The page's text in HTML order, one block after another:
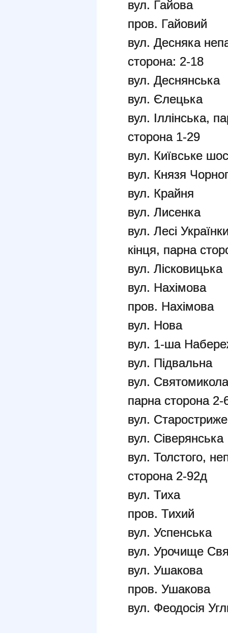
вул. Гайова
пров. Гайовий
вул. Десняка
сторона: 2-18
вул. Деснянська
вул. Єлецька
вул. Іллінська,
сторона 1-29
вул. Київське
вул. Князя
вул. Крайня
вул. Лисенка
вул. Лесі
кінця, парна
вул. Лісковицька
вул. Нахімова
пров. Нахімова
вул. Нова
вул. 1-ша
вул. Підвальна
вул.
парна сторона 2-
вул.
вул. Сіверянська
вул. Толстого,
сторона 2-92д
вул. Тиха
пров. Тихий
вул. Успенська
вул. Урочище
вул. Ушакова
пров. Ушакова
вул. Феодосія